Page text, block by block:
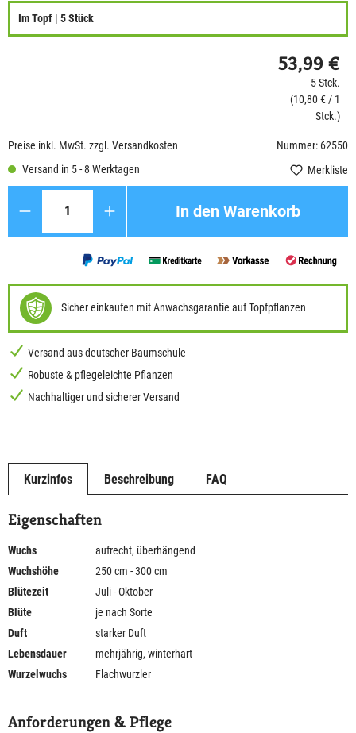
Im Topf | 5 Stück
53,99 €
5 Stck.
(10,80 € / 1
Stck.)
Preise inkl. MwSt. zzgl. Versandkosten
Nummer: 62550
Versand in 5 - 8 Werktagen
Merkliste
In den Warenkorb
Sicher einkaufen mit Anwachsgarantie auf Topfpflanzen
Versand aus deutscher Baumschule
Robuste & pflegeleichte Pflanzen
Nachhaltiger und sicherer Versand
Kurzinfos Beschreibung FAQ
Eigenschaften
Wuchs
aufrecht, überhängend
Wuchshöhe
250 cm - 300 cm
Blütezeit
Juli - Oktober
Blüte
je nach Sorte
Duft
starker Duft
Lebensdauer
mehrjährig, winterhart
Wurzelwuchs
Flachwurzler
Anforderungen & Pflege